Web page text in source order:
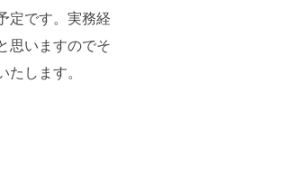
定です。実務経
思いますのでそ
たします。